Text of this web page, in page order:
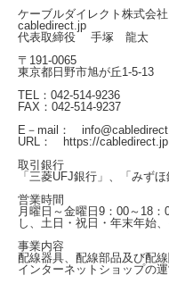
ケーブルダイレクト株式会社
cabledirect.jp
代表取締役 手塚 龍太
〒191-0065
東京都日野市旭が丘1-5-13
TEL：042-514-9236
FAX：042-514-9237
E－mail：
URL： https://cabledirect.jp
取引銀行
「三菱UFJ銀行」、「みず
営業時間
月曜日～金曜日 9：00～18：
し、土日・祝日・年末年始
事業内容
配線器具、配線部品及び配
インターネットショップの